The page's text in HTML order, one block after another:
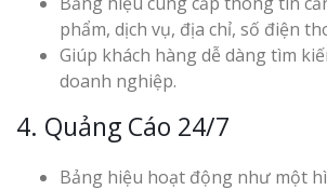
phẩm, dịch vụ, địa chỉ, số điện
Giúp khách hàng dễ dàng tìm
doanh nghiệp.
4. Quảng Cáo 24/7
Bảng hiệu hoạt động như một